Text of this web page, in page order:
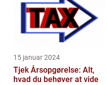
15 januar 2024
Tjek Årsopgørelse: Alt,
hvad du behøver at vide